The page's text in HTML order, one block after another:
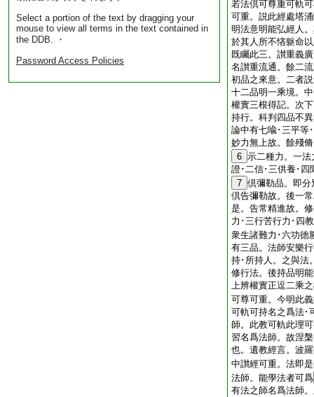
Select a portion of the text by dragging your
mouse to view all terms in the text contained in
the DDB. ・
Password Access Policies
若法倶可尊重可軌
可重。説此經處塔
明法意明能弘經人
於其人所不悋躯命
既矚此三。讃重義
名讃重流通。餘二
初品之來意。二者
十二品明一乘境。
權實三根得記。次
持行。科判四品不
論中有七喩･三平等
妙力無上故。餘殘
6 示二種力。一
證･二信･三供養･四
7 倶彌勒品。即
倶告彌勒故。後一
是。告常精進故。
力･三行苦行力･四
衆生諸難力･六功徳
有三品。法師安樂
持･所持人。之與法
修行法。後持品明
上辨權實正逗二乘
可尊可重。今明此
可軌可持名之爲法･
師。此教可軌此理
習名爲法師。故涅
也。遺教經言。波
中讃經可重。法即
法師。能學法者可爲
有法之師名爲法師